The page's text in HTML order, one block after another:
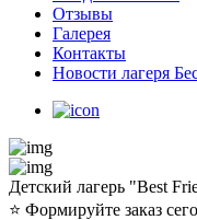
Отзывы
Галерея
Контакты
Новости лагеря
Детский лагерь "Best
⭐️ Формируйте заказ